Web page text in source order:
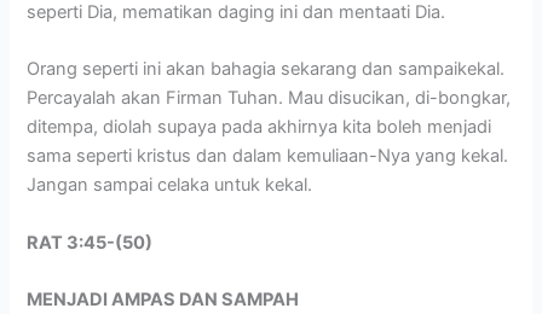
seperti Dia, mematikan daging ini dan mentaati Dia.
Orang seperti ini akan bahagia sekarang dan sampaikekal.
Percayalah akan Firman Tuhan. Mau disucikan, di-bongkar,
ditempa, diolah supaya pada akhirnya kita boleh menjadi
sama seperti kristus dan dalam kemuliaan-Nya yang kekal.
Jangan sampai celaka untuk kekal.
RAT 3:45-(50)
MENJADI AMPAS DAN SAMPAH